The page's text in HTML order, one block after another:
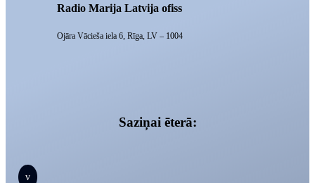
Radio Marija Latvija ofiss
Ojāra Vācieša iela 6, Rīga, LV – 1004
Saziņai ēterā:
v